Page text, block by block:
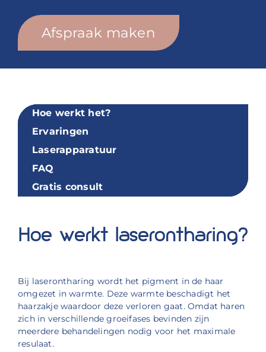
Afspraak maken
Hoe werkt het?
Ervaringen
Laserapparatuur
FAQ
Gratis consult
Hoe werkt laserontharing?
Bij laserontharing wordt het pigment in de haar
omgezet in warmte. Deze warmte beschadigt het
haarzakje waardoor deze verloren gaat. Omdat haren
zich in verschillende groeifases bevinden zijn
meerdere behandelingen nodig voor het maximale
resulaat.